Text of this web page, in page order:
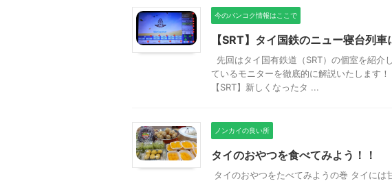
今のバンコク情報はここで
【SRT】タイ国鉄のニュー寝台列
先回はタイ国有鉄道（SRT）の個室を紹介
ているモニターを徹底的に解説いたします
【SRT】新しくなったタ ...
ノンカイの良い所
タイのおやつを食べてみよう！！
タイのおやつをたべてみようの巻 タイに